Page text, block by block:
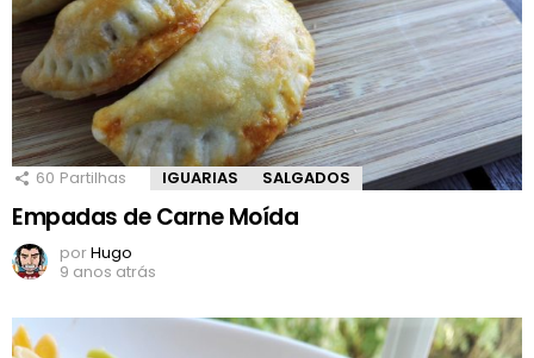
60 Partilhas IGUARIAS SALGADOS
Empadas de Carne Moída
porHugo
9 anos atrás